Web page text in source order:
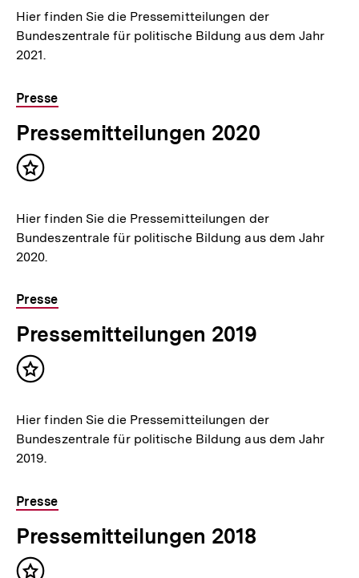
Hier finden Sie die Pressemitteilungen der
Bundeszentrale für politische Bildung aus dem Jahr
2021.
Presse
Pressemitteilungen 2020
Inhalt
Hier finden Sie die Pressemitteilungen der
Bundeszentrale für politische Bildung aus dem Jahr
2020.
Presse
Pressemitteilungen 2019
Inhalt
Hier finden Sie die Pressemitteilungen der
Bundeszentrale für politische Bildung aus dem Jahr
2019.
Presse
Pressemitteilungen 2018